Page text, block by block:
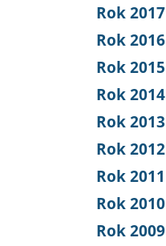
Rok 2017
Rok 2016
Rok 2015
Rok 2014
Rok 2013
Rok 2012
Rok 2011
Rok 2010
Rok 2009